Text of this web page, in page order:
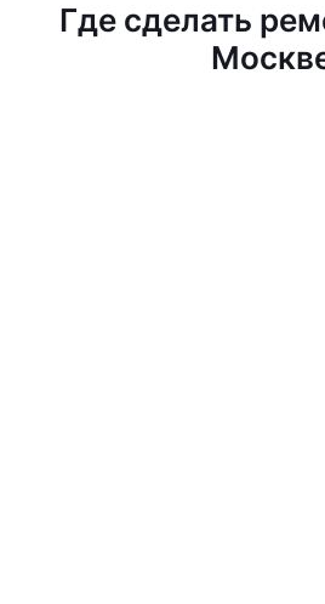
Где сделать